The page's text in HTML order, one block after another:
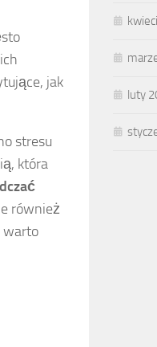
jak
stresu
która
również
warto
luty